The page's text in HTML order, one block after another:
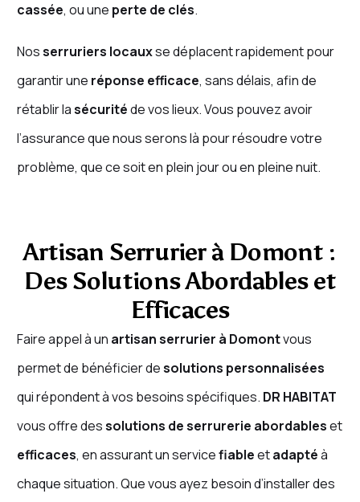
cassée, ou une perte de clés.
Nosserruriers locauxse déplacent rapidement pour
garantir une réponse efficace, sans délais, afin de
rétablir lasécuritéde vos lieux. Vous pouvez avoir
l’assurance que nous serons là pour résoudre votre
problème, que ce soit en plein jour ou en pleine nuit.
Artisan Serrurier à Domont :
Des Solutions Abordables et
Efficaces
Faire appel à un artisan serrurier à Domontvous
permet de bénéficier desolutions personnalisées
qui répondent à vos besoins spécifiques. DR HABITAT
vous offre dessolutions de serrurerie abordableset
efficaces, en assurant un servicefiableetadaptéà
chaque situation. Que vous ayez besoin d’installer des